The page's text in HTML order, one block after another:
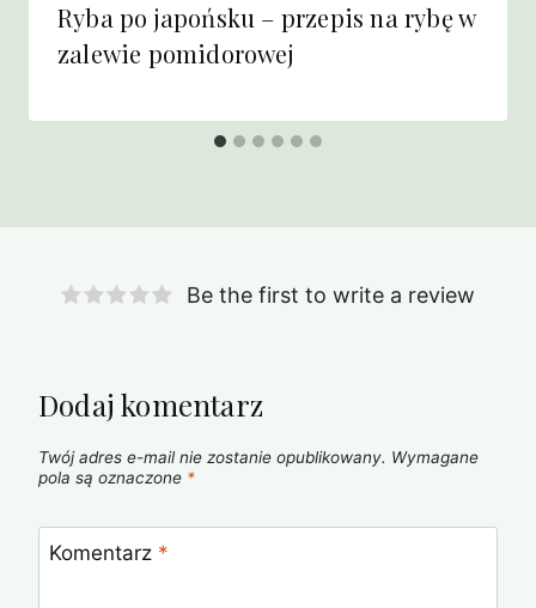
Ryba po japońsku – przepis na rybę w
zalewie pomidorowej
Be the first to write a review
Dodaj komentarz
Twój adres e-mail nie zostanie opublikowany. Wymagane
pola są oznaczone *
Komentarz *